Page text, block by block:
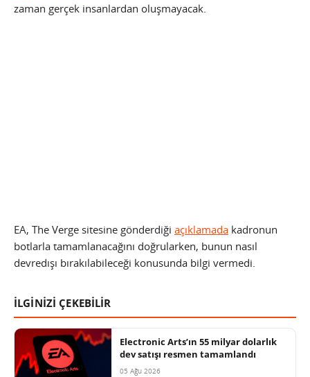
zaman gerçek insanlardan oluşmayacak.
EA, The Verge sitesine gönderdiği açıklamada kadronun
botlarla tamamlanacağını doğrularken, bunun nasıl
devredışı bırakılabileceği konusunda bilgi vermedi.
İLGİNİZİ ÇEKEBİLİR
Electronic Arts’ın 55 milyar dolarlık
dev satışı resmen tamamlandı
05 Ağu 2026